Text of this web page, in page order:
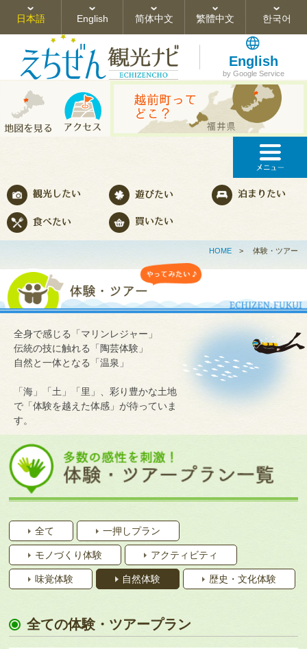
日本語 English 简体中文 繁體中文 한국어
English
by Google Service
HOME> 体験・ツアー
全身で感じる「マリンレジャー」
伝統の技に触れる「陶芸体験」
自然と一体となる「温泉」
「海」「土」「里」、彩り豊かな土地
で「体験を越えた体感」が待っていま
す。
全て 一押しプラン
モノづくり体験 アクティビティ
味覚体験 自然体験 歴史・文化体験
全ての体験・ツアープラン